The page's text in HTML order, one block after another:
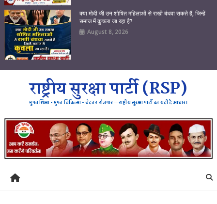
क्या मोदी जी उन शोषित महिलाओं से राखी बंधवा सकते हैं, जिन्हें
समाज में कुचला जा रहा है?
August 8, 2026
राष्ट्रीय सुरक्षा पार्टी (RSP)
मुफ्त शिक्षा • मुफ्त चिकित्सा • बेहतर रोजगार — राष्ट्रीय सुरक्षा पार्टी का यही है आधार।